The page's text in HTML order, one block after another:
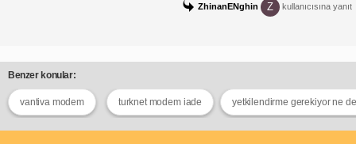
ZhinanENghin Z kullanıcısına yanıt
Benzer konular:
vantiva modem turknet modem iade yetkilendirme gerekiyor ne